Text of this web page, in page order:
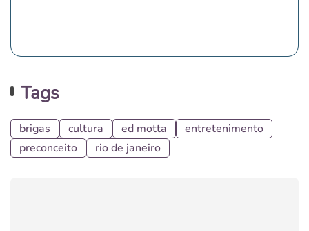
Tags
brigas cultura ed motta
entretenimento
preconceito
rio de janeiro